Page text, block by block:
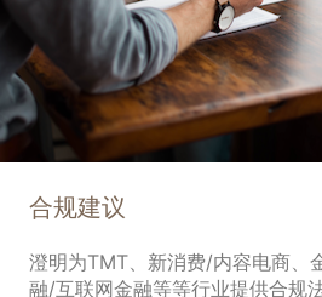
合规建议
澄明为TMT、新消费/内容电商、
融/互联网金融等等行业提供合规